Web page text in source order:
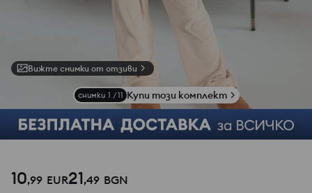
Вижте снимки от отзиви
снимки 1 /11 Купи този комплект
10,99 EUR21,49 BGN